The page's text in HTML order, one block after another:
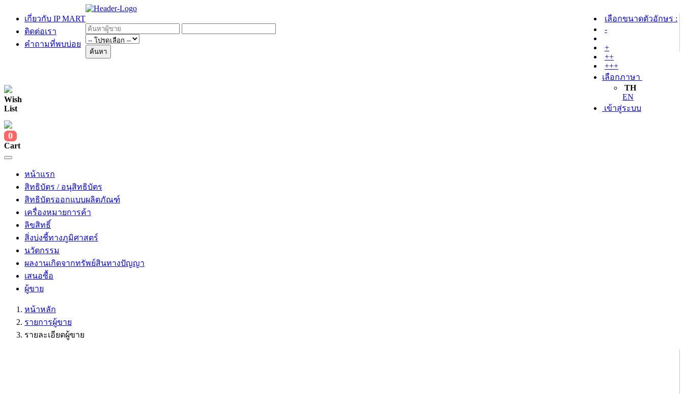
เกี่ยวกับ IP MART
ติดต่อเรา
คำถามที่พบบ่อย
เลือกขนาดตัวอักษร :
-
+
++
+++
เลือกภาษา
TH
EN
เข้าสู่ระบบ
ค้นหา
Wish
List
0
Cart
หน้าแรก
สิทธิบัตร / อนุสิทธิบัตร
สิทธิบัตรออกแบบผลิตภัณฑ์
เครื่องหมายการค้า
ลิขสิทธิ์
สิ่งบ่งชี้ทางภูมิศาสตร์
นวัตกรรม
ผลงานเกิดจากทรัพย์สินทางปัญญา
เสนอซื้อ
ผู้ขาย
หน้าหลัก
รายการผู้ขาย
รายละเอียดผู้ขาย